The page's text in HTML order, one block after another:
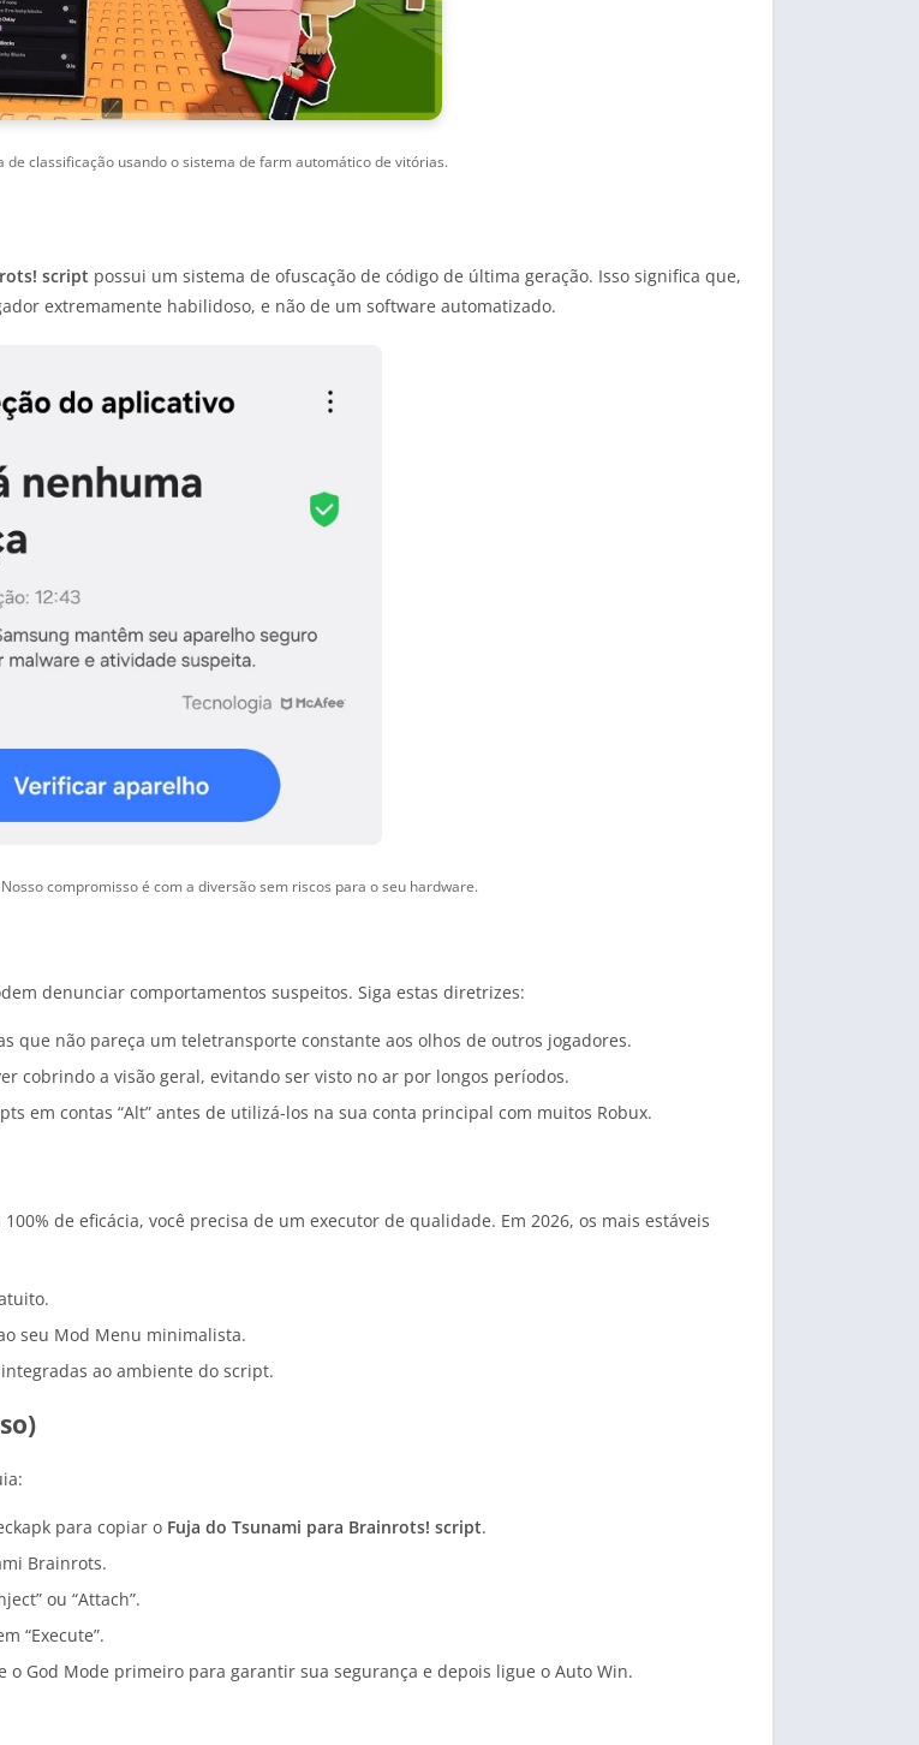
de classificação usando o sistema de farm automático de vitórias.
script possui um sistema de ofuscação de código de última geração. Isso significa que,
extremamente habilidoso, e não de um software automatizado.
compromisso é com a diversão sem riscos para o seu hardware.
denunciar comportamentos suspeitos. Siga estas diretrizes:
que não pareça um teletransporte constante aos olhos de outros jogadores.
cobrindo a visão geral, evitando ser visto no ar por longos períodos.
em contas “Alt” antes de utilizá-los na sua conta principal com muitos Robux.
de eficácia, você precisa de um executor de qualidade. Em 2026, os mais estáveis
seu Mod Menu minimalista.
ao ambiente do script.
para copiar o Fuja do Tsunami para Brainrots! script.
Brainrots.
ou “Attach”.
“Execute”.
o God Mode primeiro para garantir sua segurança e depois ligue o Auto Win.